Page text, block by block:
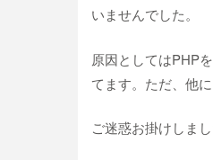
いませんでした。
原因としてはPHP
てます。ただ、他
ご迷惑お掛けしまし